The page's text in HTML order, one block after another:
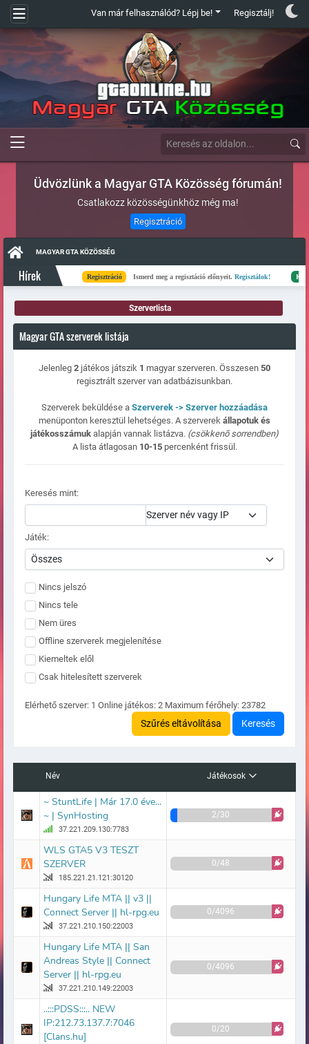
Van már felhasználód? Lépj be! Regisztálj!
Üdvözlünk a Magyar GTA Közösség fórumán!
Csatlakozz közösségünkhöz még ma!
Regisztráció
MAGYAR GTA KÖZÖSSÉG
Hírek Regisztráció Ismerd meg a regisztáció előnyeit.Regisztálok!
Szerverlista
Magyar GTA szerverek listája
Jelenleg 2 játékos játszik 1 magyar szerveren. Összesen 50
regisztrált szerver van adatbázisunkban.
Szerverek beküldése a Szerverek -> Szerver hozzáadása
menüponton keresztül lehetséges. A szerverek állapotuk és
játékosszámuk alapján vannak listázva. (csökkenõ sorrendben)
A lista átlagosan 10-15percenként frissül.
Keresés mint:
Játék:
Nincs jelszó
Nincs tele
Nem üres
Offline szerverek megjelenítése
Kiemeltek elől
Csak hitelesített szerverek
Elérhető szerver: 1 Online játékos: 2 Maximum férőhely: 23782
Szűrés eltávolítása Keresés
Név Játékosok
~ StuntLife | Már 17.0 éve...
~ | SynHosting
37.221.209.130:7783
2/30
WLS GTA5 V3 TESZT
SZERVER
185.221.21.121:30120
0/48
Hungary Life MTA || v3 ||
Connect Server || hl-rpg.eu
37.221.210.150:22003
0/4096
Hungary Life MTA || San
Andreas Style || Connect
Server || hl-rpg.eu
37.221.210.149:22003
0/4096
..:::PDSS:::.. NEW
IP:212.73.137.7:7046
[Clans.hu]
0/20